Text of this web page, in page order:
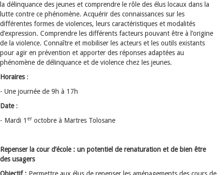
la délinquance des jeunes et comprendre le rôle des élus locaux dans la
lutte contre ce phénomène. Acquérir des connaissances sur les
différentes formes de violences, leurs caractéristiques et modalités
d’expression. Comprendre les différents facteurs pouvant être à l’origine
de la violence. Connaître et mobiliser les acteurs et les outils existants
pour agir en prévention et apporter des réponses adaptées au
phénomène de délinquance et de violence chez les jeunes.
Horaires:
- Une journée de 9h à 17h
Date:
- Mardi 1 er octobre à Martres Tolosane
Repenser la cour d’école : un potentiel de renaturation et de bien être
des usagers